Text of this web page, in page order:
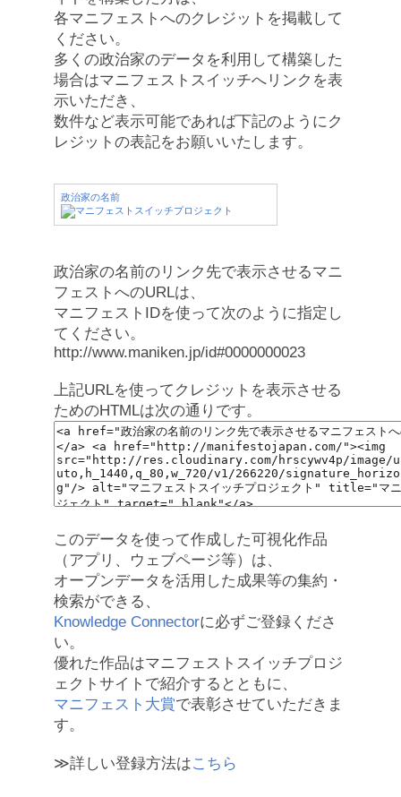
各マニフェストへのクレジットを掲載して
ください。
多くの政治家のデータを利用して構築した
場合はマニフェストスイッチへリンクを表
示いただき、
数件など表示可能であれば下記のようにク
レジットの表記をお願いいたします。
政治家の名前
政治家の名前のリンク先で表示させるマニ
フェストへのURLは、
マニフェストIDを使って次のように指定し
てください。
http://www.maniken.jp/id#0000000023
上記URLを使ってクレジットを表示させる
ためのHTMLは次の通りです。
このデータを使って作成した可視化作品
（アプリ、ウェブページ等）は、
オープンデータを活用した成果等の集約・
検索ができる、
Knowledge Connectorに必ずご登録くださ
い。
優れた作品はマニフェストスイッチプロジ
ェクトサイトで紹介するとともに、
マニフェスト大賞で表彰させていただきま
す。
≫詳しい登録方法はこちら